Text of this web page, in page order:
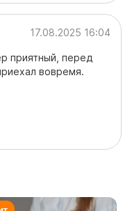
17.08.2025 16:04
приятный, перед
вовремя.